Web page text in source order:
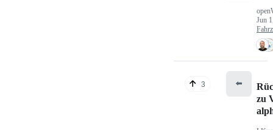
Jun
3 ⬅️
zu